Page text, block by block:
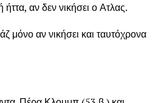
αν δεν νικήσει ο Ατλας.
μόνο αν νικήσει και ταυτόχρονα